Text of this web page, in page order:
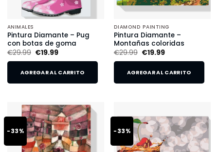
ANIMALES
Pintura Diamante – Pug
con botas de goma
€29.99 €19.99
AGREGAR AL CARRITO
DIAMOND PAINTING
Pintura Diamante –
Montañas coloridas
€29.99 €19.99
AGREGAR AL CARRITO
-33% -33%